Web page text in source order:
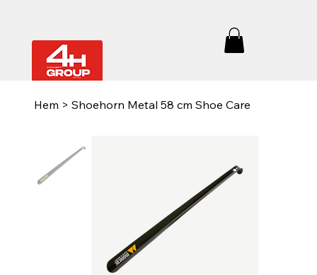
Hem > Shoehorn Metal 58 cm Shoe Care